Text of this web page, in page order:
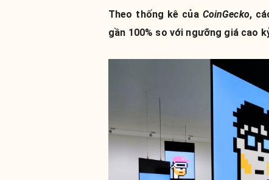
Theo thống kê của CoinGecko,
gần 100% so với ngưỡng giá cao